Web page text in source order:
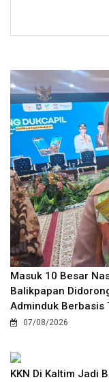
Masuk 10 Besar
Balikpapan
Adminduk Berbasis
07/08/2026
KKN Di Kaltim Jadi